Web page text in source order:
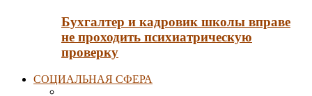
Бухгалтер и кадровик школы вправе
не проходить психиатрическую
проверку
СОЦИАЛЬНАЯ СФЕРА